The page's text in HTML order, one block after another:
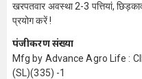
खरपतवार अवस्था 2-3 पत्तियां,
प्रयोग करें !
पंजीकरण संख्या
Mfg by Advance Agro Life :
(SL)(335) -1